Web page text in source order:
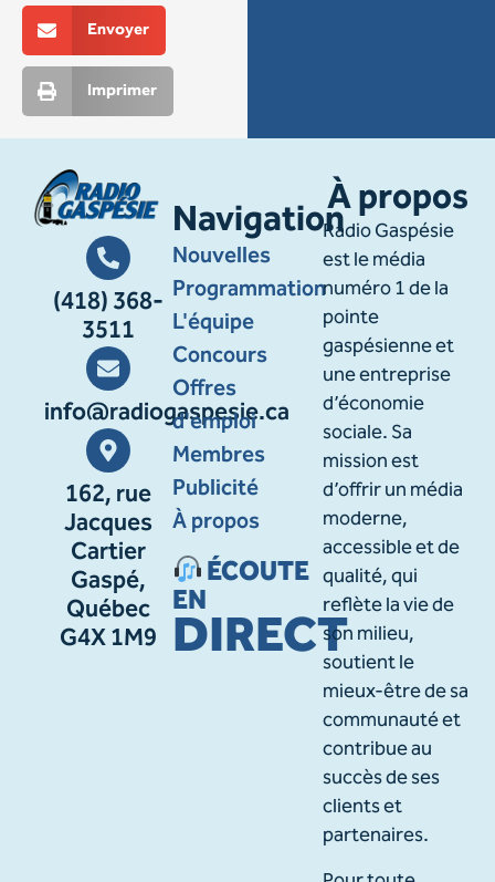
Envoyer
Imprimer
(418) 368-
3511
info@radiogaspesie.ca
162, rue
Jacques
Cartier
Gaspé,
Québec
G4X 1M9
Navigation
Nouvelles
Programmation
L'équipe
Concours
Offres
d'emploi
Membres
Publicité
À propos
ÉCOUTE
EN
DIRECT
À propos
Radio Gaspésie
est le média
numéro 1 de la
pointe
gaspésienne et
une entreprise
d’économie
sociale. Sa
mission est
d’offrir un média
moderne,
accessible et de
qualité, qui
reflète la vie de
son milieu,
soutient le
mieux-être de sa
communauté et
contribue au
succès de ses
clients et
partenaires.